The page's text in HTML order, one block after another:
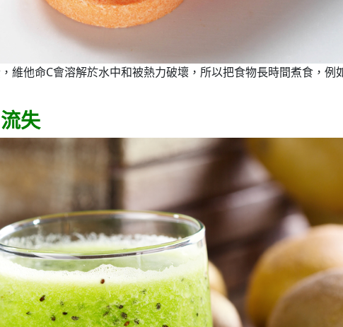
維他命C會溶解於水中和被熱力破壞，所以把食物長時間煮食，例
失